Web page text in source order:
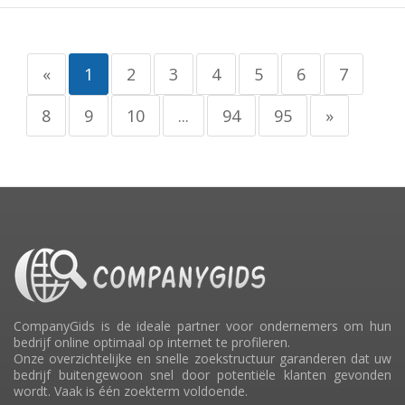
« 1 2 3 4 5 6
7
8
9 10 ... 94 95 »
CompanyGids is de ideale partner voor ondernemers om hun
bedrijf online optimaal op internet te profileren.
Onze overzichtelijke en snelle zoekstructuur garanderen dat uw
bedrijf buitengewoon snel door potentiële klanten gevonden
wordt. Vaak is één zoekterm voldoende.